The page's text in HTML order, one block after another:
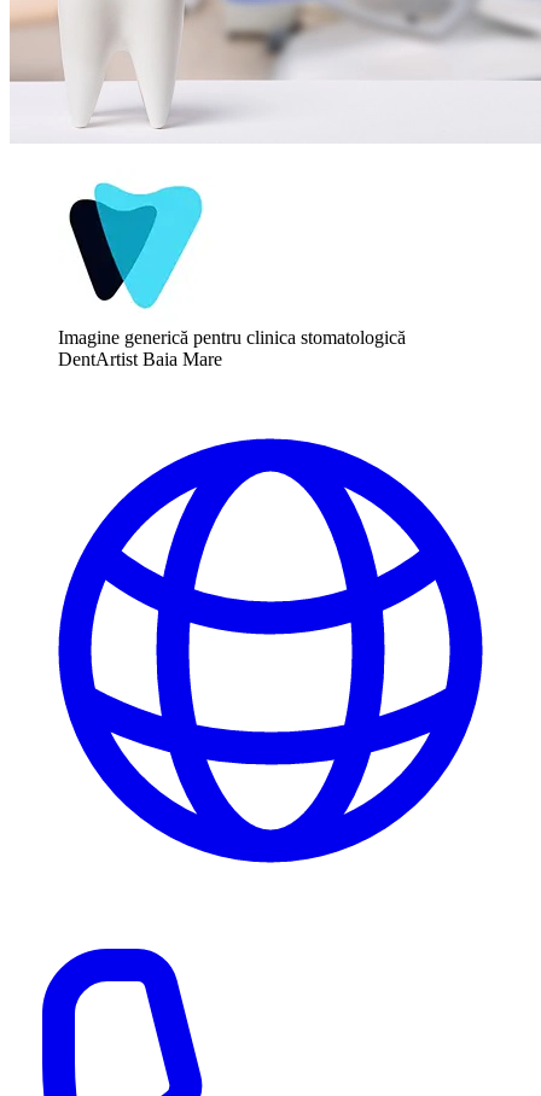
Imagine generică pentru clinica stomatologică
DentArtist Baia Mare